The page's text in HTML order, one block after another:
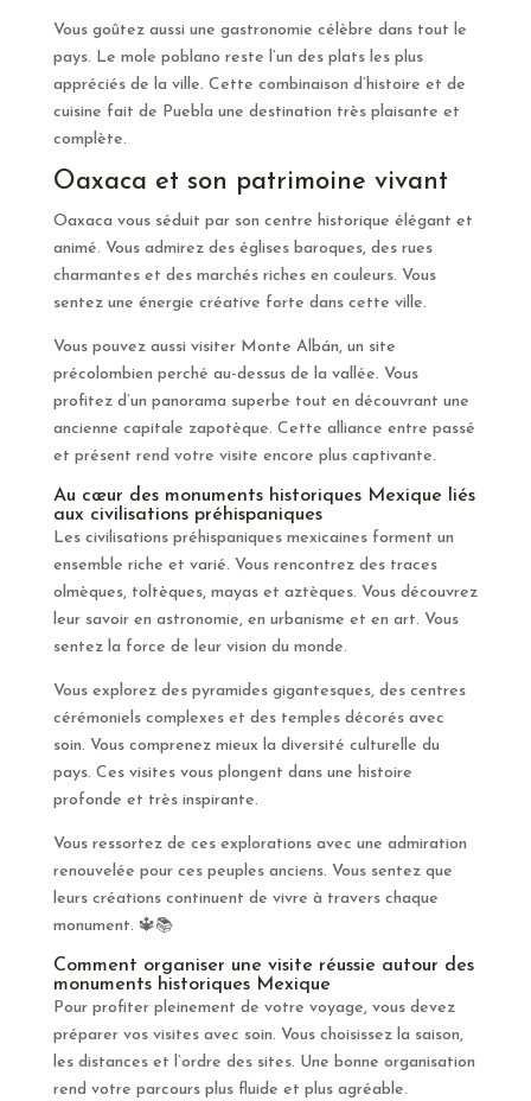
Vous goûtez aussi une gastronomie célèbre dans tout le
pays. Le mole poblano reste l’un des plats les plus
appréciés de la ville. Cette combinaison d’histoire et de
cuisine fait de Puebla une destination très plaisante et
complète.
Oaxaca et son patrimoine vivant
Oaxaca vous séduit par son centre historique élégant et
animé. Vous admirez des églises baroques, des rues
charmantes et des marchés riches en couleurs. Vous
sentez une énergie créative forte dans cette ville.
Vous pouvez aussi visiter Monte Albán, un site
précolombien perché au-dessus de la vallée. Vous
profitez d’un panorama superbe tout en découvrant une
ancienne capitale zapotèque. Cette alliance entre passé
et présent rend votre visite encore plus captivante.
Au cœur des monuments historiques Mexique liés
aux civilisations préhispaniques
Les civilisations préhispaniques mexicaines forment un
ensemble riche et varié. Vous rencontrez des traces
olmèques, toltèques, mayas et aztèques. Vous découvrez
leur savoir en astronomie, en urbanisme et en art. Vous
sentez la force de leur vision du monde.
Vous explorez des pyramides gigantesques, des centres
cérémoniels complexes et des temples décorés avec
soin. Vous comprenez mieux la diversité culturelle du
pays. Ces visites vous plongent dans une histoire
profonde et très inspirante.
Vous ressortez de ces explorations avec une admiration
renouvelée pour ces peuples anciens. Vous sentez que
leurs créations continuent de vivre à travers chaque
monument. 🔱📚
Comment organiser une visite réussie autour des
monuments historiques Mexique
Pour profiter pleinement de votre voyage, vous devez
préparer vos visites avec soin. Vous choisissez la saison,
les distances et l’ordre des sites. Une bonne organisation
rend votre parcours plus fluide et plus agréable.